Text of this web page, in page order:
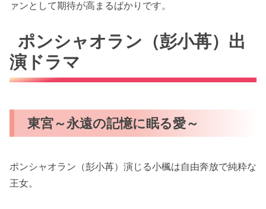
ァンとして期待が高まるばかりです。
ポンシャオラン（彭小苒）出
演ドラマ
東宮～永遠の記憶に眠る愛～
ポンシャオラン（彭小苒）演じる小楓は自由奔放で純粋な
王女。